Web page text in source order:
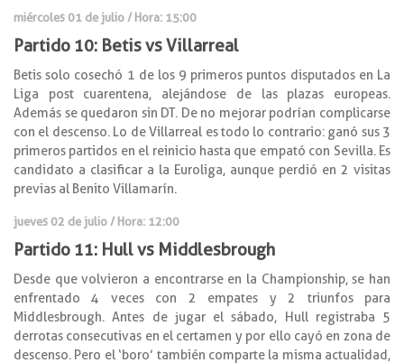
miércoles 01 de julio / Hora: 15:00
Partido 10: Betis vs Villarreal
Betis solo cosechó 1 de los 9 primeros puntos disputados en La
Liga post cuarentena, alejándose de las plazas europeas.
Además se quedaron sin DT. De no mejorar podrían complicarse
con el descenso. Lo de Villarreal es todo lo contrario: ganó sus 3
primeros partidos en el reinicio hasta que empató con Sevilla. Es
candidato a clasificar a la Euroliga, aunque perdió en 2 visitas
previas al Benito Villamarín.
jueves 02 de julio / Hora: 12:00
Partido 11: Hull vs Middlesbrough
Desde que volvieron a encontrarse en la Championship, se han
enfrentado 4 veces con 2 empates y 2 triunfos para
Middlesbrough. Antes de jugar el sábado, Hull registraba 5
derrotas consecutivas en el certamen y por ello cayó en zona de
descenso. Pero el ‘boro’ también comparte la misma actualidad,